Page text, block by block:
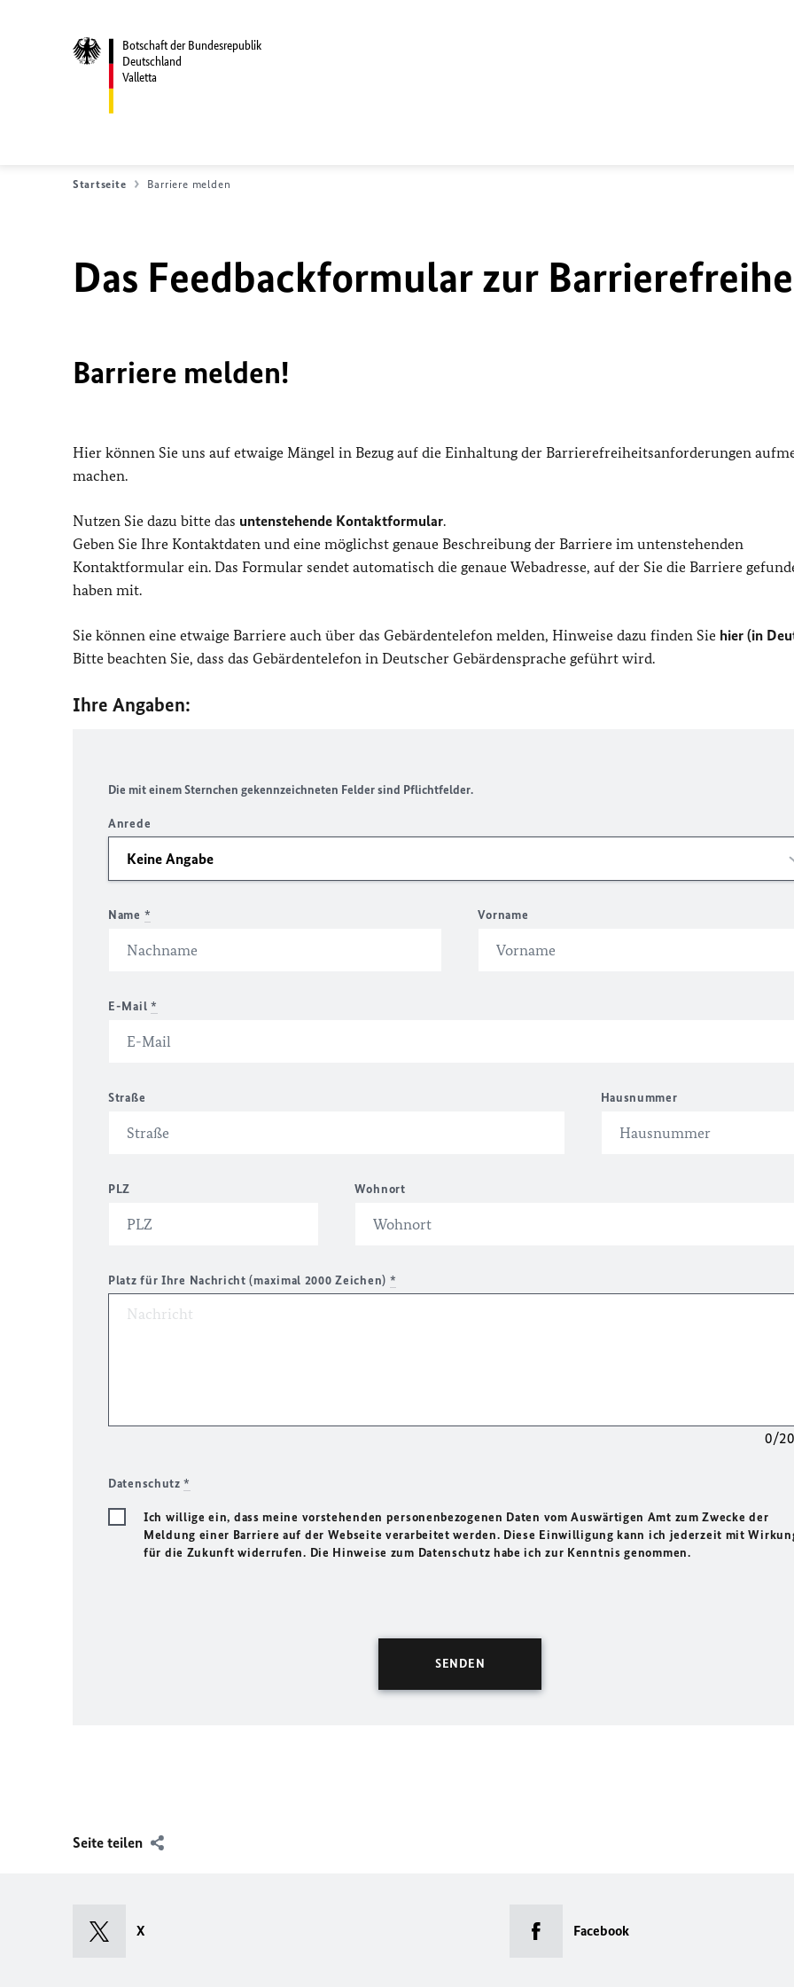
Botschaft der Bundesrepublik
Deutschland
Valletta
Startseite Barriere melden
Das Feedbackformular zur
Barriere melden!
Hier können Sie uns auf etwaige Mängel in Bezug auf die Einhaltung der Barrierefreiheitsanforderungen
machen.
Nutzen Sie dazu bitte das untenstehende Kontaktformular.
Geben Sie Ihre Kontaktdaten und eine möglichst genaue Beschreibung der Barriere im untenstehenden
Kontaktformular ein. Das Formular sendet automatisch die genaue Webadresse, auf der Sie die Barriere
haben mit.
Sie können eine etwaige Barriere auch über das Gebärdentelefon melden, Hinweise dazu finden Sie hier (in
Bitte beachten Sie, dass das Gebärdentelefon in Deutscher Gebärdensprache geführt wird.
Ihre Angaben:
Die mit einem Sternchen gekennzeichneten Felder sind Pflichtfelder.
Anrede
Name * Vorname
E-Mail *
Straße Hausnummer
PLZ Wohnort
Platz für Ihre Nachricht (maximal 2000 Zeichen) *
0/
Datenschutz*
Ich willige ein, dass meine vorstehenden personenbezogenen Daten vom Auswärtigen Amt zum Zwecke der
Meldung einer Barriere auf der Webseite verarbeitet werden. Diese Einwilligung kann ich jederzeit mit
für die Zukunft widerrufen. Die Hinweise zum Datenschutz habe ich zur Kenntnis genommen.
Seite teilen
X Facebook